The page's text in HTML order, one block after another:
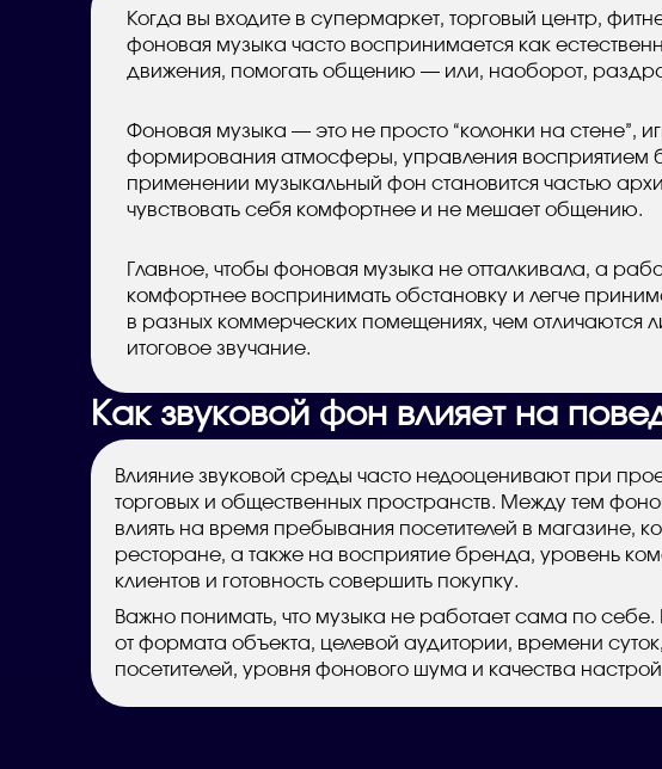
Когда вы входите в супермаркет, торговый центр,
фоновая музыка часто воспринимается как
движения, помогать общению — или, наоборот,
Фоновая музыка — это не просто “колонки на стене”,
формирования атмосферы, управления
применении музыкальный фон становится частью
чувствовать себя комфортнее и не мешает общению.
Главное, чтобы фоновая музыка не отталкивала, а
комфортнее воспринимать обстановку и легче
в разных коммерческих помещениях, чем отличаются
итоговое звучание.
Как звуковой фон влияет на
Влияние звуковой среды часто недооценивают при
торговых и общественных пространств. Между тем
влиять на время пребывания посетителей в магазине,
ресторане, а также на восприятие бренда, уровень
клиентов и готовность совершить покупку.
Важно понимать, что музыка не работает сама по себе.
от формата объекта, целевой аудитории, времени
посетителей, уровня фонового шума и качества